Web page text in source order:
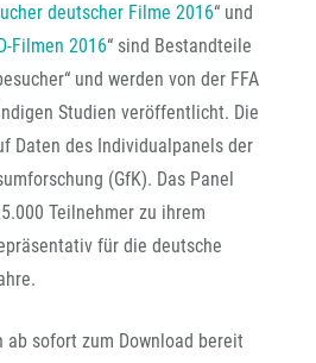
deutscher Filme 2016“ und
Filmen 2016“ sind Bestandteile
und werden von der FFA
Studien veröffentlicht. Die
Daten des Individualpanels der
(GfK). Das Panel
Teilnehmer zu ihrem
für die deutsche
ab sofort zum Download bereit